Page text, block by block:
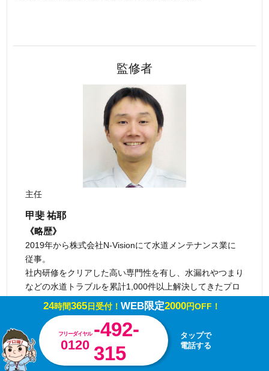
監修者
主任
甲斐 祐耶
《略歴》
2019年から株式会社N-Visionにて水道メンテナンス業に
従事。
社内研修をクリアした高い専門性を有し、水漏れやつまり
などの水道トラブルを累計1,000件以上解決してきたプロ
フェッショナル。
業界未経験から実績を積み上げ主任に昇格し、お客様から
の評判もよく、社内での信頼も厚い。
宮崎県で水回りのトラブルにお困りまでしたら、みやざき
水道職人にお任せください。
24時間365日受付！ WEB限定2000円OFF！
フリーダイヤル
0120
-492-
315
タップで
電話する